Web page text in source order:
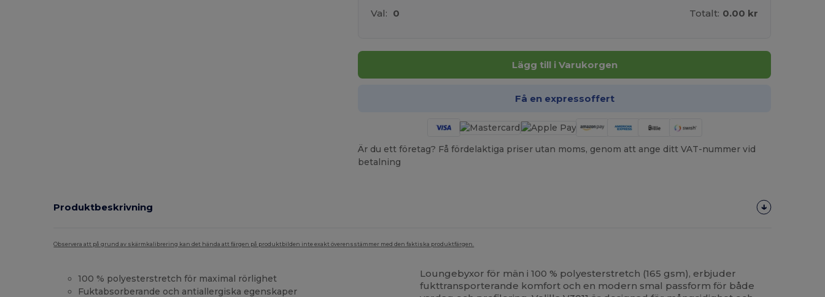
Val: 0 Totalt: 0.00 kr
Lägg till i Varukorgen
Få en expressoffert
Är du ett företag? Få fördelaktiga priser utan moms, genom att ange ditt VAT-nummer vid
betalning
Produktbeskrivning
Observera att på grund av skärmkalibrering kan det hända att färgen på produktbilden inte exakt överensstämmer med den faktiska produktfärgen.
100 % polyesterstretch för maximal rörlighet
Fuktabsorberande och antiallergiska egenskaper
Loungebyxor för män i 100 % polyesterstretch (165 gsm), erbjuder
fukttransporterande komfort och en modern smal passform för både